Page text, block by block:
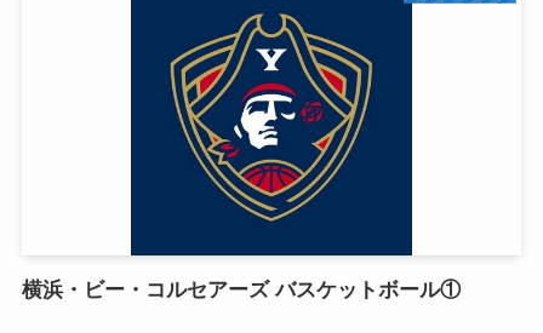
横浜・ビー・コルセアーズ バスケットボール①